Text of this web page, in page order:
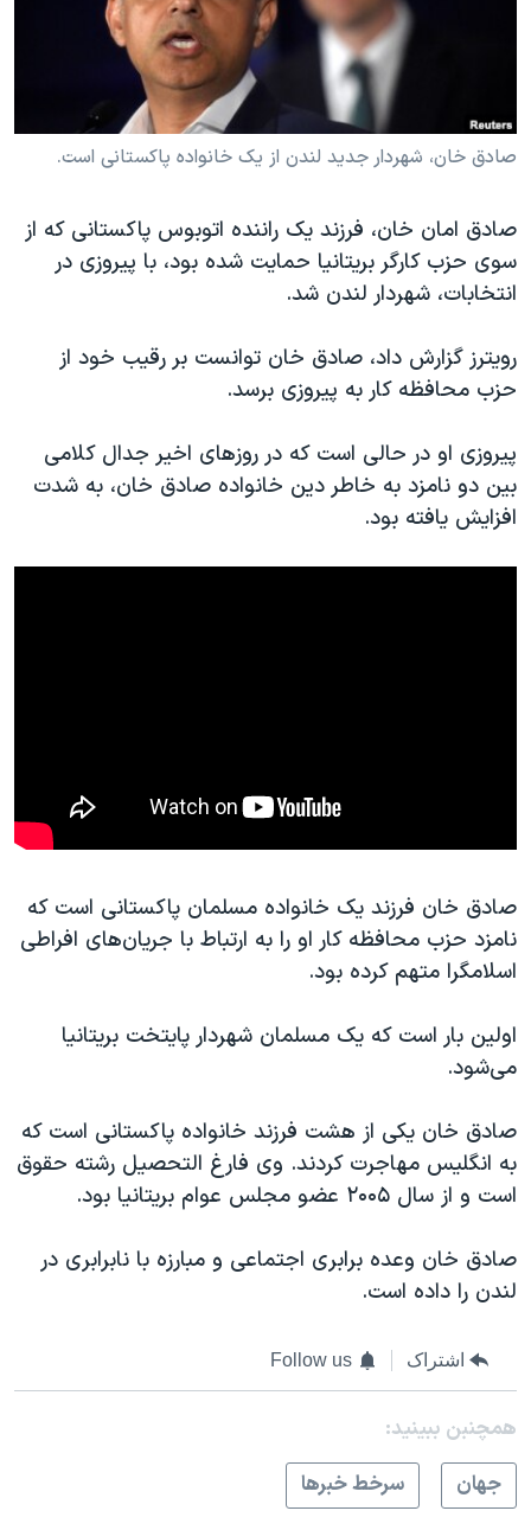
فرهنگ و زندگی
حقوق شهروندی
علم و فناوری
گالری عکس
آرشیو پخش زنده
انتخابات ریاست جمهوری آمریکا ۲۰۲۴
حمله جمهوری اسلامی به اسرائیل
رمز مهسا
اعتراضات زن، زندگی، آزادی
مجموعه مستندهای دادخواهی
دادگاه حمید نوری
چهل سال گروگان‌گیری
قانون شفافیت دارائی کادر رهبری ایران
اعتراضات مردمی آبان ۹۸
اسرائیل در جنگ
صادق خان، شهردار جدید لندن از یک خانواده پاکستانی است.
صادق امان خان، فرزند یک راننده اتوبوس پاکستانی که از
سوی حزب کارگر بریتانیا حمایت شده بود، با پیروزی در
انتخابات، شهردار لندن شد.
رویترز گزارش داد، صادق خان توانست بر رقیب خود از
حزب محافظه کار به پیروزی برسد.
پیروزی او در حالی است که در روزهای اخیر جدال کلامی
بین دو نامزد به خاطر دین خانواده صادق خان، به شدت
افزایش یافته بود.
صادق خان فرزند یک خانواده مسلمان پاکستانی است که
نامزد حزب محافظه کار او را به ارتباط با جریان‌های افراطی
اسلامگرا متهم کرده بود.
اولین بار است که یک مسلمان شهردار پایتخت بریتانیا
می‌شود.
صادق خان یکی از هشت فرزند خانواده پاکستانی است که
به انگلیس مهاجرت کردند. وی فارغ التحصیل رشته حقوق
است و از سال ۲۰۰۵ عضو مجلس عوام بریتانیا بود.
صادق خان وعده برابری اجتماعی و مبارزه با نابرابری در
لندن را داده است.
اشتراک Follow us
همچنبن ببینید:
جهان
سرخط خبرها